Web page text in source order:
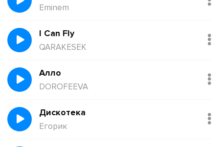
Eminem
I Can Fly
QARAKESEK
Алло
DOROFEEVA
Дискотека
Егорик